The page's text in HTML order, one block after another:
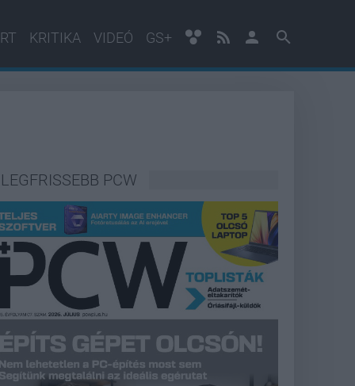
KRITIKA VIDEÓ GS+
LEGFRISSEBB PCW